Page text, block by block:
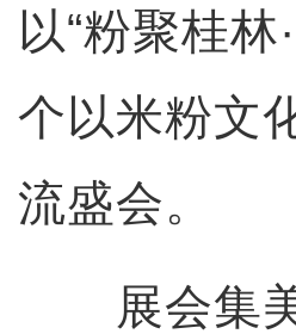
以“粉聚桂
个以米粉文
流盛会。
展会集美